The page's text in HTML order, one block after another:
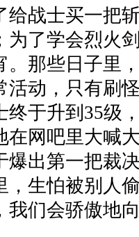
给战士买一把
为了学会烈火
。那些日子里
活动，只有刷
终于升到35级
在网吧里大喊
爆出第一把裁
，生怕被别人
我们会骄傲地